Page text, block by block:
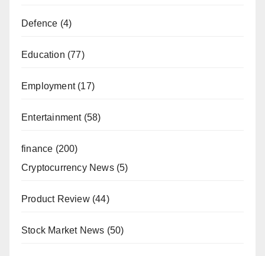
Defence (4)
Education (77)
Employment(17)
Entertainment(58)
finance (200)
Cryptocurrency News(5)
Product Review(44)
Stock Market News (50)